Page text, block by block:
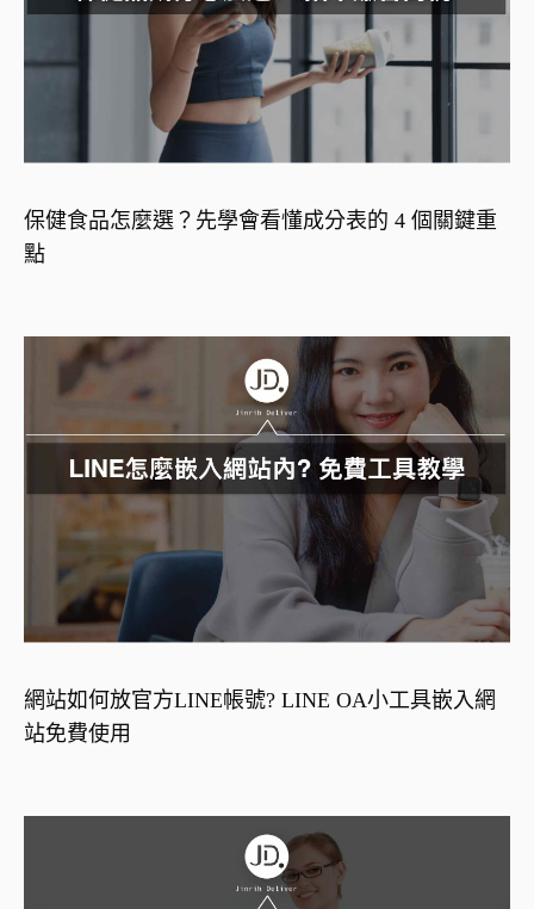
保健食品怎麼選？先學會看懂成分表的 4 個關鍵重
點
網站如何放官方LINE帳號? LINE OA小工具嵌入網
站免費使用